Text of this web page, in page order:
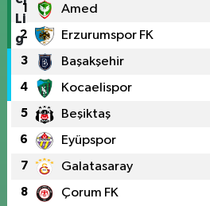
1 Amed
2 Erzurumspor FK
3 Başakşehir
4 Kocaelispor
5 Beşiktaş
6 Eyüpspor
7 Galatasaray
8 Çorum FK